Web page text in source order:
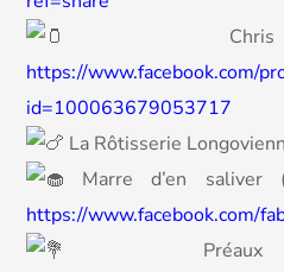
Chris
https://www.facebook.com/
id=100063679053717
La Rôtisserie
Marre d’en saliver
https://www.facebook.com/
Préaux